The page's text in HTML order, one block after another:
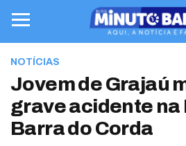
NOTÍCIAS
Jovem de Grajaú
grave acidente na
Barra do Corda